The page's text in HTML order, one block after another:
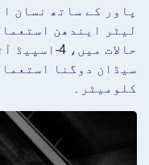
لیٹر ایندھن
حالات میں،
کلومیٹر۔